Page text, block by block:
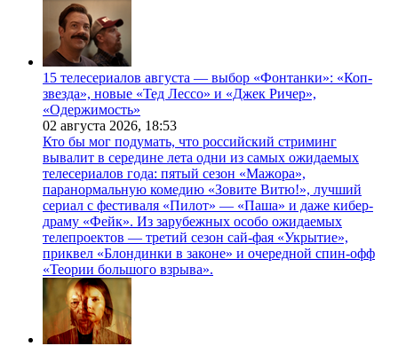
15 телесериалов августа — выбор «Фонтанки»: «Коп-
звезда», новые «Тед Лессо» и «Джек Ричер»,
«Одержимость»
02 августа 2026, 18:53
Кто бы мог подумать, что российский стриминг
вывалит в середине лета одни из самых ожидаемых
телесериалов года: пятый сезон «Мажора»,
паранормальную комедию «Зовите Витю!», лучший
сериал с фестиваля «Пилот» — «Паша» и даже кибер-
драму «Фейк». Из зарубежных особо ожидаемых
телепроектов — третий сезон сай-фая «Укрытие»,
приквел «Блондинки в законе» и очередной спин-офф
«Теории большого взрыва».